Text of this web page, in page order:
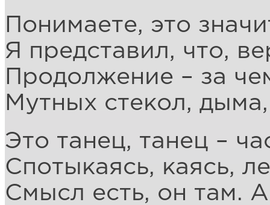
Понимаете, это
Я представил, что,
Продолжение – за
Мутных стекол,
Это танец, танец –
Спотыкаясь, каясь,
Смысл есть, он там.